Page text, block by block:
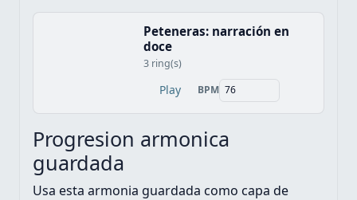
Peteneras: narración en
doce
3 ring(s)
Play BPM
Progresion armonica
guardada
Usa esta armonia guardada como capa de